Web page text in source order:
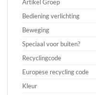
Artikel Groep
Bediening verlichting
Beweging
Speciaal voor buiten?
Recyclingcode
Europese recycling code
Kleur